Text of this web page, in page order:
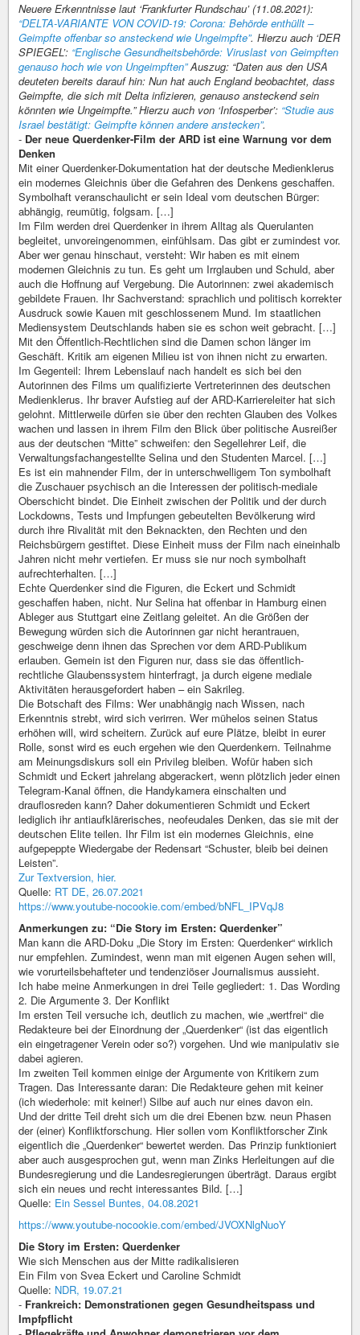
Neuere Erkenntnisse laut ‘Frankfurter Rundschau’ (11.08.2021):
“DELTA-VARIANTE VON COVID-19: Corona: Behörde enthüllt –
Geimpfte offenbar so ansteckend wie Ungeimpfte”. Hierzu auch ‘DER
SPIEGEL’: “Englische Gesundheitsbehörde: Viruslast von Geimpften
genauso hoch wie von Ungeimpften”Auszug: “Daten aus den USA
deuteten bereits darauf hin: Nun hat auch England beobachtet, dass
Geimpfte, die sich mit Delta infizieren, genauso ansteckend sein
könnten wie Ungeimpfte.” Hierzu auch von ‘Infosperber’: “Studie aus
Israel bestätigt: Geimpfte können andere anstecken”.
- Der neue Querdenker-Film der ARD ist eine Warnung vor dem
Denken
Mit einer Querdenker-Dokumentation hat der deutsche Medienklerus
ein modernes Gleichnis über die Gefahren des Denkens geschaffen.
Symbolhaft veranschaulicht er sein Ideal vom deutschen Bürger:
abhängig, reumütig, folgsam. […]
Im Film werden drei Querdenker in ihrem Alltag als Querulanten
begleitet, unvoreingenommen, einfühlsam. Das gibt er zumindest vor.
Aber wer genau hinschaut, versteht: Wir haben es mit einem
modernen Gleichnis zu tun. Es geht um Irrglauben und Schuld, aber
auch die Hoffnung auf Vergebung. Die Autorinnen: zwei akademisch
gebildete Frauen. Ihr Sachverstand: sprachlich und politisch korrekter
Ausdruck sowie Kauen mit geschlossenem Mund. Im staatlichen
Mediensystem Deutschlands haben sie es schon weit gebracht. […]
Mit den Öffentlich-Rechtlichen sind die Damen schon länger im
Geschäft. Kritik am eigenen Milieu ist von ihnen nicht zu erwarten.
Im Gegenteil: Ihrem Lebenslauf nach handelt es sich bei den
Autorinnen des Films um qualifizierte Vertreterinnen des deutschen
Medienklerus. Ihr braver Aufstieg auf der ARD-Karriereleiter hat sich
gelohnt. Mittlerweile dürfen sie über den rechten Glauben des Volkes
wachen und lassen in ihrem Film den Blick über politische Ausreißer
aus der deutschen “Mitte” schweifen: den Segellehrer Leif, die
Verwaltungsfachangestellte Selina und den Studenten Marcel. […]
Es ist ein mahnender Film, der in unterschwelligem Ton symbolhaft
die Zuschauer psychisch an die Interessen der politisch-mediale
Oberschicht bindet. Die Einheit zwischen der Politik und der durch
Lockdowns, Tests und Impfungen gebeutelten Bevölkerung wird
durch ihre Rivalität mit den Beknackten, den Rechten und den
Reichsbürgern gestiftet. Diese Einheit muss der Film nach eineinhalb
Jahren nicht mehr vertiefen. Er muss sie nur noch symbolhaft
aufrechterhalten. […]
Echte Querdenker sind die Figuren, die Eckert und Schmidt
geschaffen haben, nicht. Nur Selina hat offenbar in Hamburg einen
Ableger aus Stuttgart eine Zeitlang geleitet. An die Größen der
Bewegung würden sich die Autorinnen gar nicht herantrauen,
geschweige denn ihnen das Sprechen vor dem ARD-Publikum
erlauben. Gemein ist den Figuren nur, dass sie das öffentlich-
rechtliche Glaubenssystem hinterfragt, ja durch eigene mediale
Aktivitäten herausgefordert haben – ein Sakrileg.
Die Botschaft des Films: Wer unabhängig nach Wissen, nach
Erkenntnis strebt, wird sich verirren. Wer mühelos seinen Status
erhöhen will, wird scheitern. Zurück auf eure Plätze, bleibt in eurer
Rolle, sonst wird es euch ergehen wie den Querdenkern. Teilnahme
am Meinungsdiskurs soll ein Privileg bleiben. Wofür haben sich
Schmidt und Eckert jahrelang abgerackert, wenn plötzlich jeder einen
Telegram-Kanal öffnen, die Handykamera einschalten und
drauflosreden kann? Daher dokumentieren Schmidt und Eckert
lediglich ihr antiaufklärerisches, neofeudales Denken, das sie mit der
deutschen Elite teilen. Ihr Film ist ein modernes Gleichnis, eine
aufgepeppte Wiedergabe der Redensart “Schuster, bleib bei deinen
Leisten”.
Zur Textversion, hier.
Quelle: RT DE, 26.07.2021
https://www.youtube-nocookie.com/embed/bNFL_IPVqJ8
Anmerkungen zu: “Die Story im Ersten: Querdenker”
Man kann die ARD-Doku „Die Story im Ersten: Querdenker“ wirklich
nur empfehlen. Zumindest, wenn man mit eigenen Augen sehen will,
wie vorurteilsbehafteter und tendenziöser Journalismus aussieht.
Ich habe meine Anmerkungen in drei Teile gegliedert: 1. Das Wording
2. Die Argumente 3. Der Konflikt
Im ersten Teil versuche ich, deutlich zu machen, wie „wertfrei“ die
Redakteure bei der Einordnung der „Querdenker“ (ist das eigentlich
ein eingetragener Verein oder so?) vorgehen. Und wie manipulativ sie
dabei agieren.
Im zweiten Teil kommen einige der Argumente von Kritikern zum
Tragen. Das Interessante daran: Die Redakteure gehen mit keiner
(ich wiederhole: mit keiner!) Silbe auf auch nur eines davon ein.
Und der dritte Teil dreht sich um die drei Ebenen bzw. neun Phasen
der (einer) Konfliktforschung. Hier sollen vom Konfliktforscher Zink
eigentlich die „Querdenker“ bewertet werden. Das Prinzip funktioniert
aber auch ausgesprochen gut, wenn man Zinks Herleitungen auf die
Bundesregierung und die Landesregierungen überträgt. Daraus ergibt
sich ein neues und recht interessantes Bild. […]
Quelle: Ein Sessel Buntes, 04.08.2021
https://www.youtube-nocookie.com/embed/JVOXNlgNuoY
Die Story im Ersten: Querdenker
Wie sich Menschen aus der Mitte radikalisieren
Ein Film von Svea Eckert und Caroline Schmidt
Quelle: NDR, 19.07.21
- Frankreich: Demonstrationen gegen Gesundheitspass und
Impfpflicht